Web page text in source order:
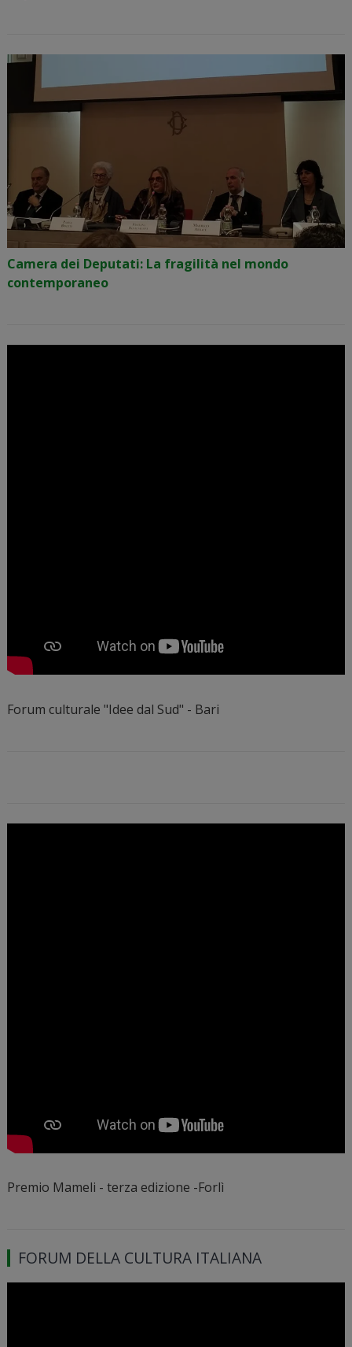
Camera dei Deputati: La fragilità nel mondo
contemporaneo
Forum culturale "Idee dal Sud" - Bari
Premio Mameli - terza edizione -Forlì
FORUM DELLA CULTURA ITALIANA